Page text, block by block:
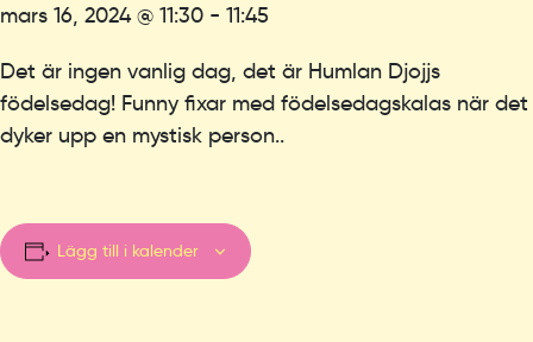
mars 16, 2024 @ 11:30 - 11:45
Det är ingen vanlig dag, det är Humlan Djojjs
födelsedag! Funny fixar med födelsedagskalas när det
dyker upp en mystisk person..
Lägg till i kalender